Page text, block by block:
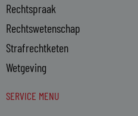
Rechtspraak
Rechtswetenschap
Strafrechtketen
Wetgeving
SERVICE MENU